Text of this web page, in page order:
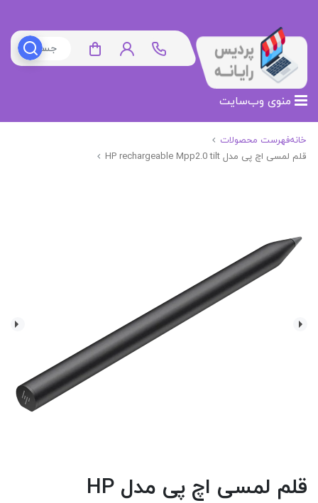
خانهفهرست محصولات
قلم لمسی اچ پی مدل HP rechargeable Mpp2.0 tilt
قلم لمسی اچ پی مدل HP